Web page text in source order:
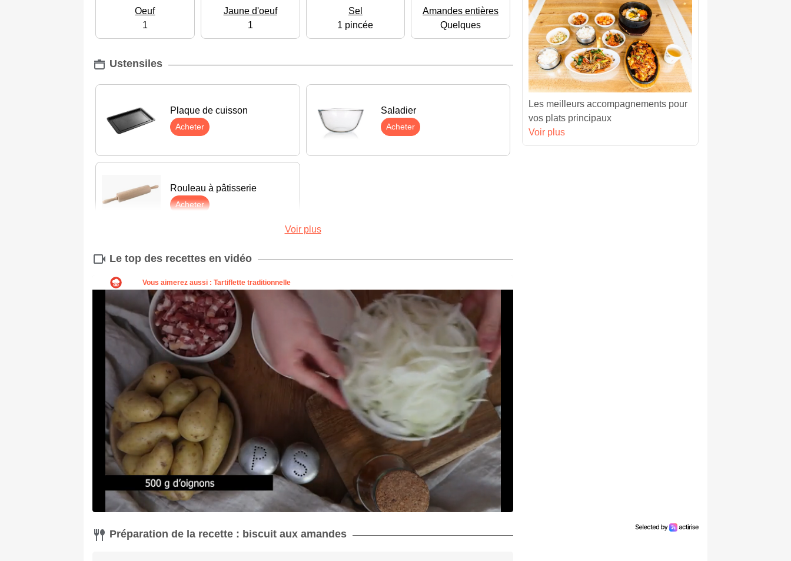
Oeuf
1
Jaune d'oeuf
1
Sel
1 pincée
Amandes entières
Quelques
Ustensiles
Plaque de cuisson
Acheter
Saladier
Acheter
Rouleau à pâtisserie
Acheter
Voir plus
Le top des recettes en vidéo
Préparation de la recette : biscuit aux amandes
Les meilleurs accompagnements pour
vos plats principaux
Voir plus